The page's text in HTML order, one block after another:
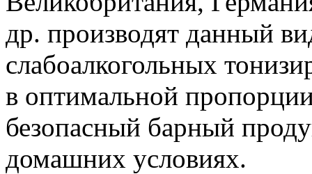
др. производят данный
слабоалкогольных
в оптимальной
безопасный барный
домашних условиях.